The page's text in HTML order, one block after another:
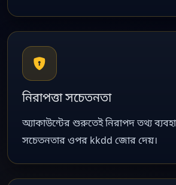
নিরাপত্তা সচেতনতা
অ্যাকাউন্টের শুরুতেই নিরাপদ তথ্য
সচেতনতার ওপর kkdd জোর দেয়।